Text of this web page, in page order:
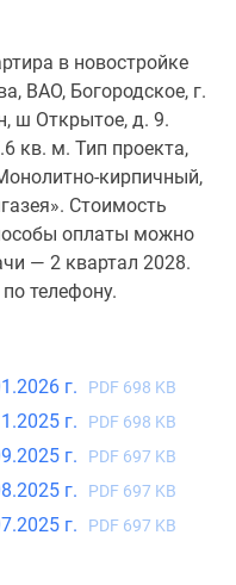
в новостройке
ВАО, Богородское, г.
ш Открытое, д. 9.
кв. м. Тип проекта,
кирпичный,
Стоимость
оплаты можно
— 2 квартал 2028.
телефону.
г. PDF 698 KB
г. PDF 698 KB
г. PDF 697 KB
г. PDF 697 KB
г. PDF 697 KB